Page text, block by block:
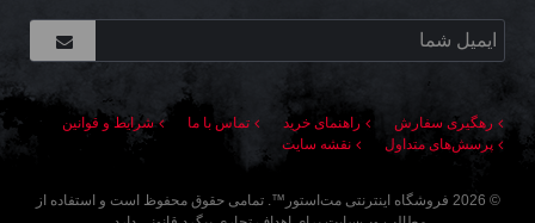
رهگیری سفارش راهنمای خرید تماس با ما
شرایط و قوانین
پرسش‌های متداول
نقشه سایت
©
2026 فروشگاه اینترنتی مت‌استور ™. تمامی حقوق محفوظ است و استفاده از